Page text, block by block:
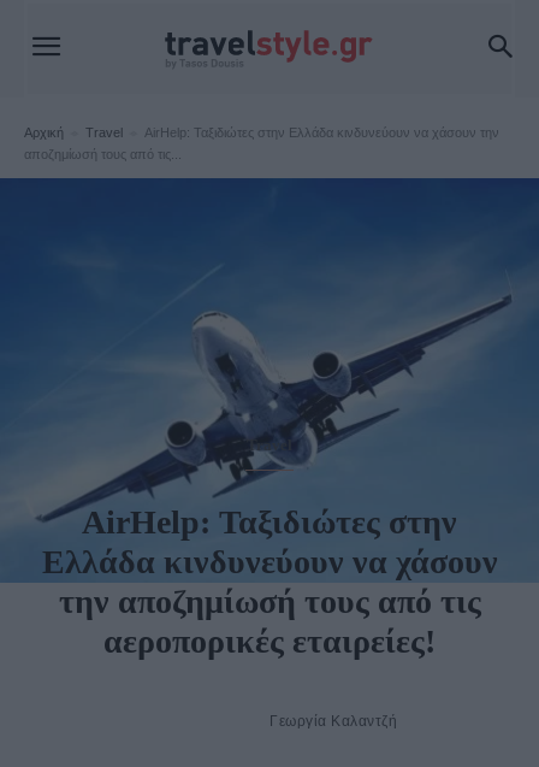
Αρχική Travel
AirHelp: Ταξιδιώτες στην Ελλάδα κινδυνεύουν να χάσουν την
αποζημίωσή τους από τις...
Travel
AirHelp: Ταξιδιώτες στην
Ελλάδα κινδυνεύουν να χάσουν
την αποζημίωσή τους από τις
αεροπορικές εταιρείες!
Γεωργία Καλαντζή